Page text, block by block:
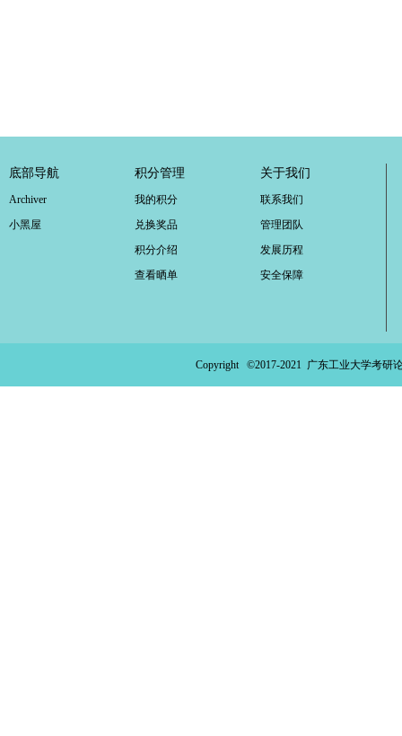
底部导航
Archiver
小黑屋
积分管理
我的积分
兑换奖品
积分介绍
查看晒单
关于我们
联系我们
管理团队
发展历程
安全保障
Copyright ©2017-2021 广东工业大学考研